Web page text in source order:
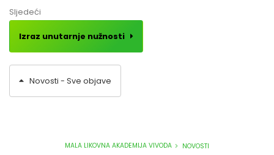
Sljedeći
Izraz unutarnje nužnosti
Novosti - Sve objave
MALA LIKOVNA AKADEMIJA VIVODA
NOVOSTI